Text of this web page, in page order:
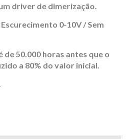
driver de dimerização.
0-10V / Sem
de 50.000 horas antes que o
a 80% do valor inicial.